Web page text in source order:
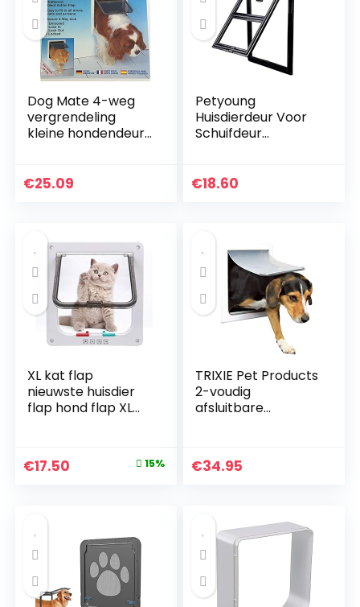
Dog Mate 4-weg
vergrendeling
kleine hondendeur,
€25.09
Petyoung
Huisdierdeur Voor
Schuifdeur
Vergrendelingshor
€18.60
XL kat flap
nieuwste huisdier
flap hond flap XL
Original
€17.50 15%
TRIXIE Pet Products
2-voudig
afsluitbare
middelgrote
honden, wit
€34.95